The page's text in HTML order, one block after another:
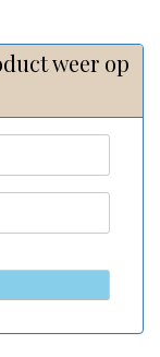
weer op